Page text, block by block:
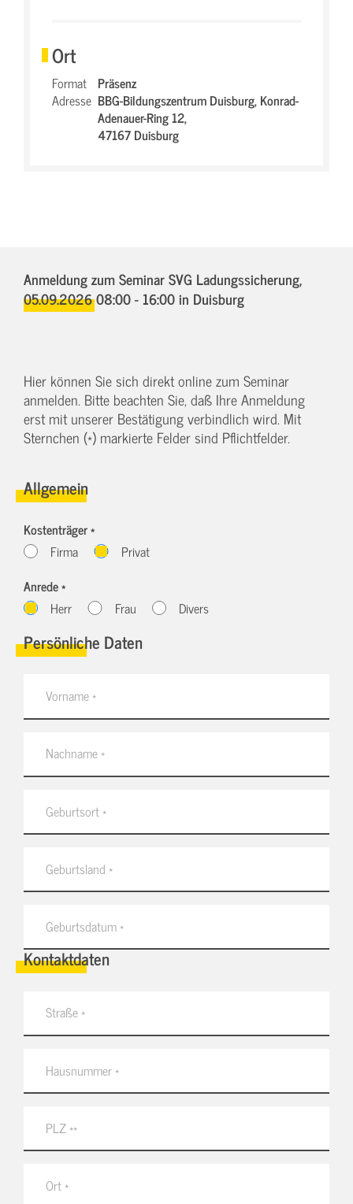
Ort
Format Präsenz
Adresse BBG-Bildungszentrum Duisburg,Konrad-
Adenauer-Ring 12,
47167 Duisburg
Anmeldung zum Seminar SVG Ladungssicherung,
05.09.2026 08:00 - 16:00in Duisburg
Hier können Sie sich direkt online zum Seminar
anmelden. Bitte beachten Sie, daß Ihre Anmeldung
erst mit unserer Bestätigung verbindlich wird. Mit
Sternchen (*) markierte Felder sind Pflichtfelder.
Allgemein
Kostenträger *
Firma
Privat
Anrede *
Herr
Frau Divers
Persönliche Daten
Kontaktdaten